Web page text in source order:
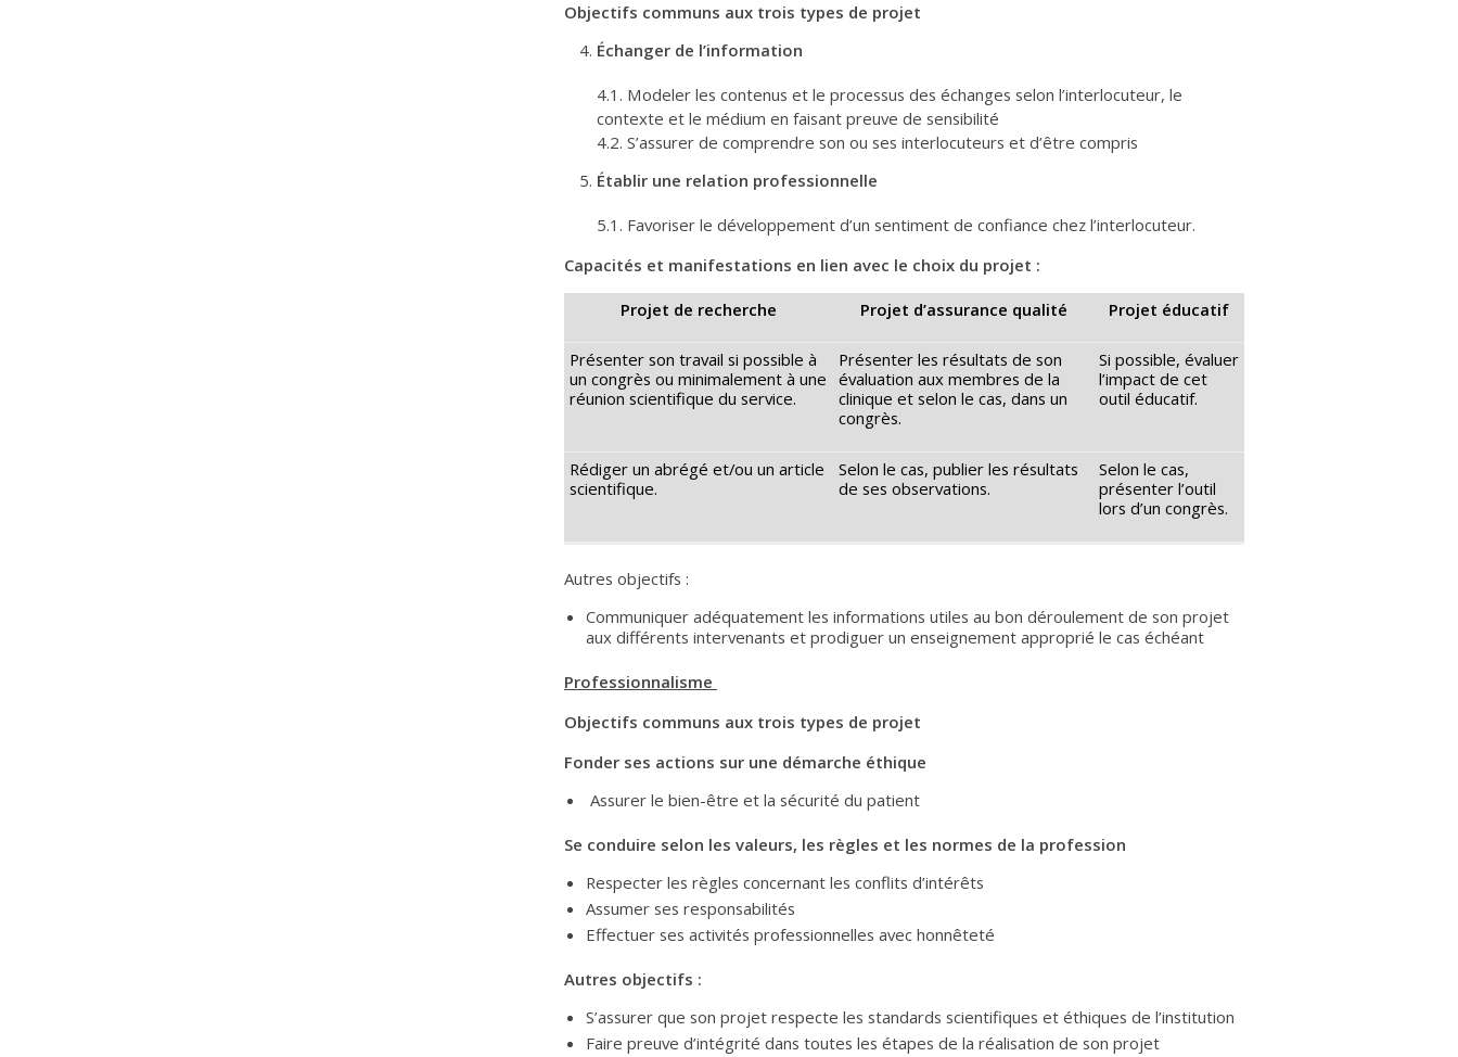
Objectifs communs aux trois types de projet
Échanger de l’information
4.1. Modeler les contenus et le processus des échanges selon l’interlocuteur, le
contexte et le médium en faisant preuve de sensibilité
4.2. S’assurer de comprendre son ou ses interlocuteurs et d’être compris
Établir une relation professionnelle
5.1. Favoriser le développement d’un sentiment de confiance chez l’interlocuteur.
Capacités et manifestations en lien avec le choix du projet :
Projet de recherche Projet d’assurance qualité Projet éducatif
Présenter son travail si possible à
un congrès ou minimalement à une
réunion scientifique du service.
Présenter les résultats de son
évaluation aux membres de la
clinique et selon le cas, dans un
congrès.
Si possible, évaluer
l’impact de cet
outil éducatif.
Rédiger un abrégé et/ou un article
scientifique.
Selon le cas, publier les résultats
de ses observations.
Selon le cas,
présenter l’outil
lors d’un congrès.
Autres objectifs :
Communiquer adéquatement les informations utiles au bon déroulement de son projet
aux différents intervenants et prodiguer un enseignement approprié le cas échéant
Professionnalisme
Objectifs communs aux trois types de projet
Fonder ses actions sur une démarche éthique
Assurer le bien-être et la sécurité du patient
Se conduire selon les valeurs, les règles et les normes de la profession
Respecter les règles concernant les conflits d’intérêts
Assumer ses responsabilités
Effectuer ses activités professionnelles avec honnêteté
Autres objectifs :
S’assurer que son projet respecte les standards scientifiques et éthiques de l’institution
Faire preuve d’intégrité dans toutes les étapes de la réalisation de son projet